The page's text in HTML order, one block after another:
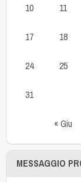
« Giu
10 11
17 18
24 25
31
MESSAGGIO